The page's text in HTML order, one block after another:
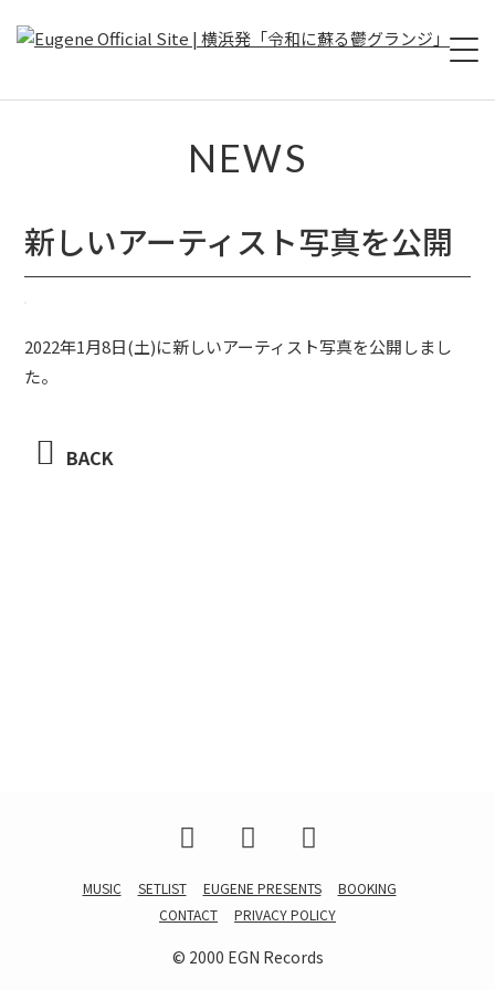
LIVE
DISCOGRAPHY
NEWS
新しいアーティスト写真を公開
2022年1月8日(土)に新しいアーティスト写真を公開しまし
た。
BACK
MUSIC SETLIST EUGENE PRESENTS
BOOKING
CONTACT
PRIVACY POLICY
© 2000 EGN Records